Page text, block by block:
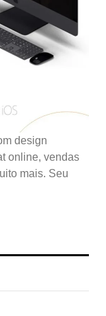
design
online, vendas
mais. Seu